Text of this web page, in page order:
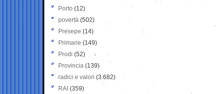
Porto (12)
povertà (502)
Presepe (14)
Primarie (149)
Prodi (52)
Provincia (139)
radici e valori (3.682)
RAI (359)